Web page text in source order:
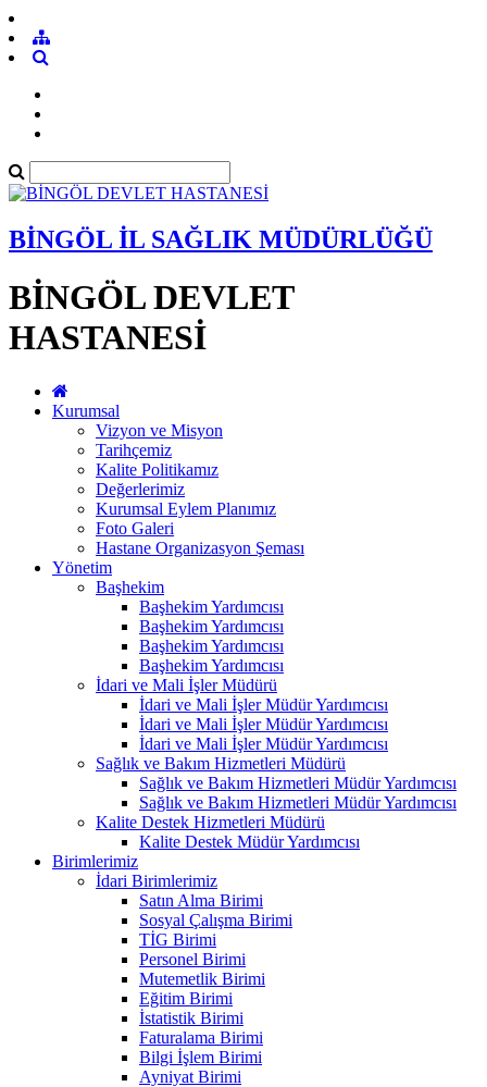
BİNGÖL İL SAĞLIK MÜDÜRLÜĞÜ
BİNGÖL DEVLET
HASTANESİ
Kurumsal
Vizyon ve Misyon
Tarihçemiz
Kalite Politikamız
Değerlerimiz
Kurumsal Eylem Planımız
Foto Galeri
Hastane Organizasyon Şeması
Yönetim
Başhekim
Başhekim Yardımcısı
Başhekim Yardımcısı
Başhekim Yardımcısı
Başhekim Yardımcısı
İdari ve Mali İşler Müdürü
İdari ve Mali İşler Müdür Yardımcısı
İdari ve Mali İşler Müdür Yardımcısı
İdari ve Mali İşler Müdür Yardımcısı
Sağlık ve Bakım Hizmetleri Müdürü
Sağlık ve Bakım Hizmetleri Müdür Yardımcısı
Sağlık ve Bakım Hizmetleri Müdür Yardımcısı
Kalite Destek Hizmetleri Müdürü
Kalite Destek Müdür Yardımcısı
Birimlerimiz
İdari Birimlerimiz
Satın Alma Birimi
Sosyal Çalışma Birimi
TİG Birimi
Personel Birimi
Mutemetlik Birimi
Eğitim Birimi
İstatistik Birimi
Faturalama Birimi
Bilgi İşlem Birimi
Ayniyat Birimi